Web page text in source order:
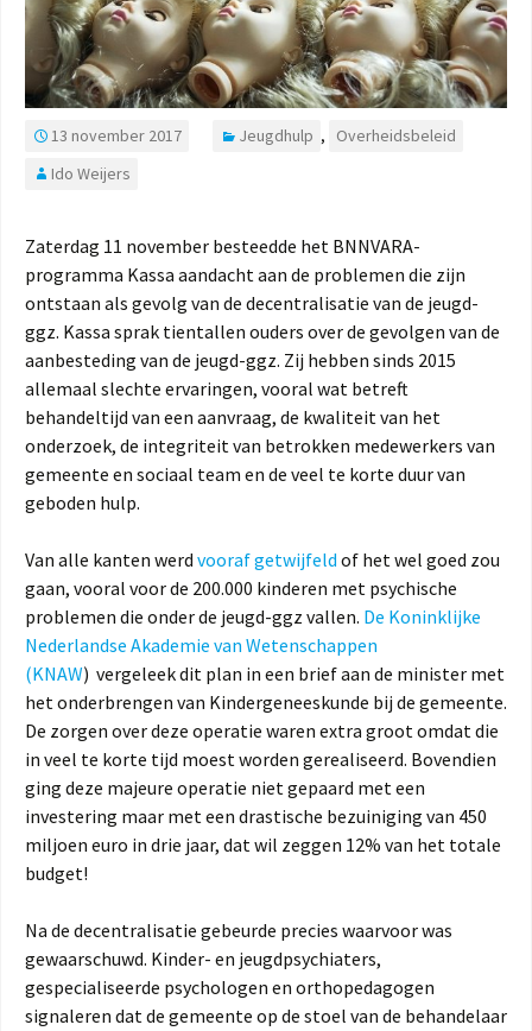
13 november 2017 Jeugdhulp ,
Overheidsbeleid
Ido Weijers
Zaterdag 11 november besteedde het BNNVARA-
programma Kassa aandacht aan de problemen die zijn
ontstaan als gevolg van de decentralisatie van de jeugd-
ggz. Kassa sprak tientallen ouders over de gevolgen van de
aanbesteding van de jeugd-ggz. Zij hebben sinds 2015
allemaal slechte ervaringen, vooral wat betreft
behandeltijd van een aanvraag, de kwaliteit van het
onderzoek, de integriteit van betrokken medewerkers van
gemeente en sociaal team en de veel te korte duur van
geboden hulp.
Van alle kanten werd vooraf getwijfeld of het wel goed zou
gaan, vooral voor de 200.000 kinderen met psychische
problemen die onder de jeugd-ggz vallen. De Koninklijke
Nederlandse Akademie van Wetenschappen
(KNAW) vergeleek dit plan in een brief aan de minister met
het onderbrengen van Kindergeneeskunde bij de gemeente.
De zorgen over deze operatie waren extra groot omdat die
in veel te korte tijd moest worden gerealiseerd. Bovendien
ging deze majeure operatie niet gepaard met een
investering maar met een drastische bezuiniging van 450
miljoen euro in drie jaar, dat wil zeggen 12% van het totale
budget!
Na de decentralisatie gebeurde precies waarvoor was
gewaarschuwd. Kinder- en jeugdpsychiaters,
gespecialiseerde psychologen en orthopedagogen
signaleren dat de gemeente op de stoel van de behandelaar